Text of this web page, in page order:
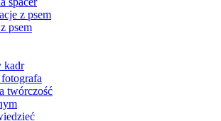
z psem
psem
kadr
twórczość